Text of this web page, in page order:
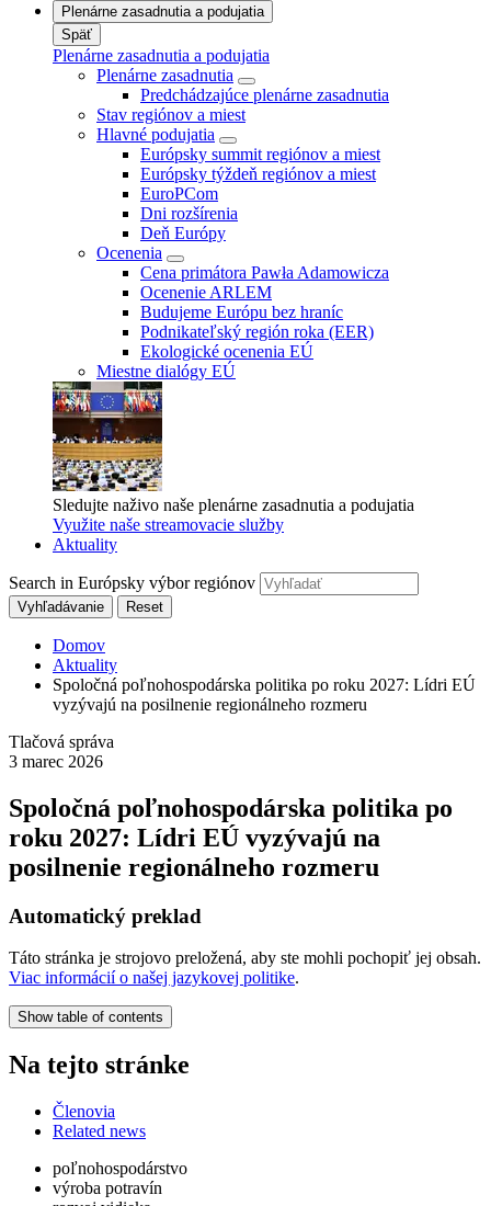
Plenárne zasadnutia a podujatia
Späť
Plenárne zasadnutia a podujatia
Plenárne zasadnutia
Predchádzajúce plenárne zasadnutia
Stav regiónov a miest
Hlavné podujatia
Európsky summit regiónov a miest
Európsky týždeň regiónov a miest
EuroPCom
Dni rozšírenia
Deň Európy
Ocenenia
Cena primátora Pawła Adamowicza
Ocenenie ARLEM
Budujeme Európu bez hraníc
Podnikateľský región roka (EER)
Ekologické ocenenia EÚ
Miestne dialógy EÚ
Sledujte naživo naše plenárne zasadnutia a podujatia
Využite naše streamovacie služby
Aktuality
Search in Európsky výbor regiónov
Vyhľadávanie Reset
Domov
Aktuality
Spoločná poľnohospodárska politika po roku 2027: Lídri EÚ
vyzývajú na posilnenie regionálneho rozmeru
Tlačová správa
3 marec 2026
Spoločná poľnohospodárska politika po
roku 2027: Lídri EÚ vyzývajú na
posilnenie regionálneho rozmeru
Automatický preklad
Táto stránka je strojovo preložená, aby ste mohli pochopiť jej obsah.
Viac informácií o našej jazykovej politike.
Show table of contents
Na tejto stránke
Členovia
Related news
poľnohospodárstvo
výroba potravín